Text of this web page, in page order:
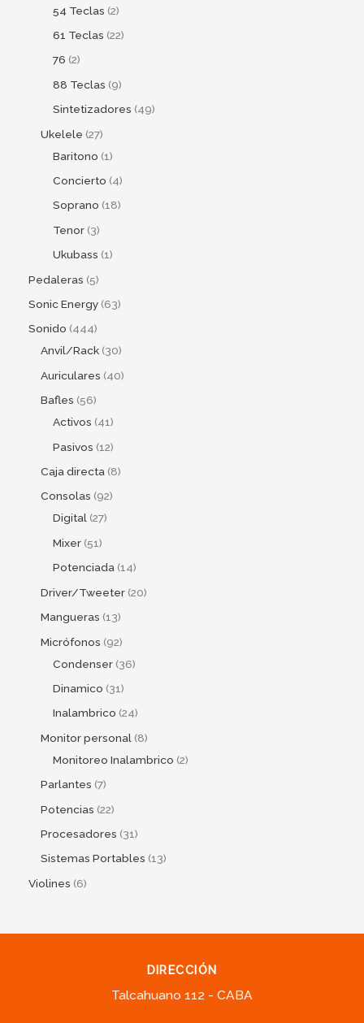
54 Teclas 2
61 Teclas 22
76 2
88 Teclas 9
Sintetizadores 49
Ukelele 27
Baritono 1
Concierto 4
Soprano 18
Tenor 3
Ukubass 1
Pedaleras 5
Sonic Energy 63
Sonido 444
Anvil/Rack 30
Auriculares 40
Bafles 56
Activos 41
Pasivos 12
Caja directa 8
Consolas 92
Digital 27
Mixer 51
Potenciada 14
Driver/Tweeter 20
Mangueras 13
Micrófonos 92
Condenser 36
Dinamico 31
Inalambrico 24
Monitor personal 8
Monitoreo Inalambrico 2
Parlantes 7
Potencias 22
Procesadores 31
Sistemas Portables 13
Violines 6
DIRECCIÓN
Talcahuano 112 - CABA